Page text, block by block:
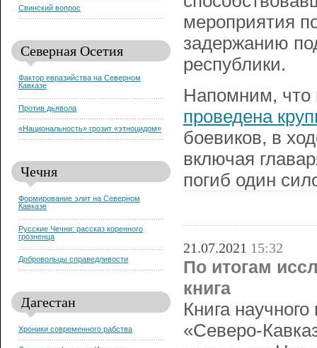
Свинский вопрос
Северная Осетия
Фактор евразийства на Северном
Кавказе
Против дьявола
«Национальность» грозит «этноцидом»
Чечня
Формирование элит на Северном
Кавказе
Русские Чечни: рассказ коренного
грозненца
Добровольцы справедливости
Дагестан
Хроники современного рабства
мероприятия
задержанию
республики.
Напомним, что
проведена
боевиков, в
включая
погиб один
21.07.2021 15:32
По итогам
книга
Книга
«Северо-